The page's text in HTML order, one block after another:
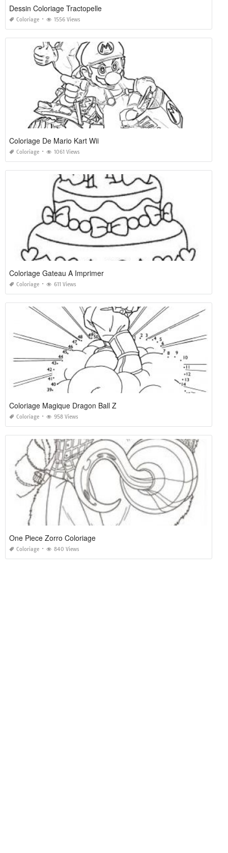
Dessin Coloriage Tractopelle
Coloriage 1556 Views
Coloriage De Mario Kart Wii
Coloriage 1061 Views
Coloriage Gateau A Imprimer
Coloriage 611 Views
Coloriage Magique Dragon Ball Z
Coloriage 958 Views
One Piece Zorro Coloriage
Coloriage 840 Views